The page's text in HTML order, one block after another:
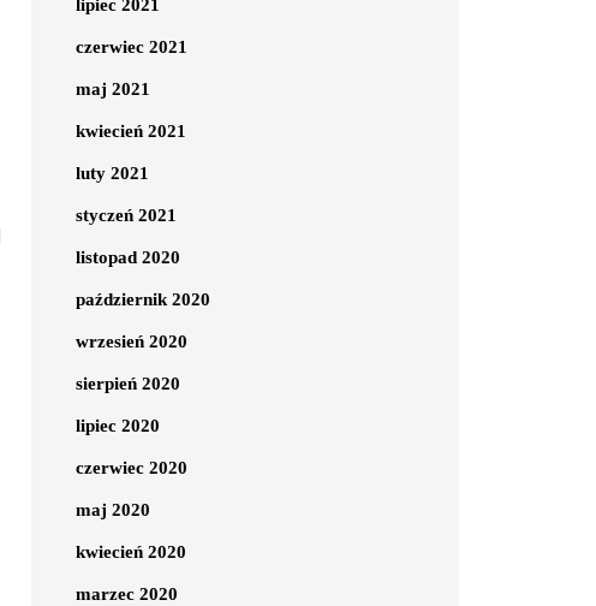
lipiec 2021
czerwiec 2021
maj 2021
kwiecień 2021
luty 2021
styczeń 2021
listopad 2020
październik 2020
wrzesień 2020
sierpień 2020
lipiec 2020
czerwiec 2020
maj 2020
kwiecień 2020
marzec 2020